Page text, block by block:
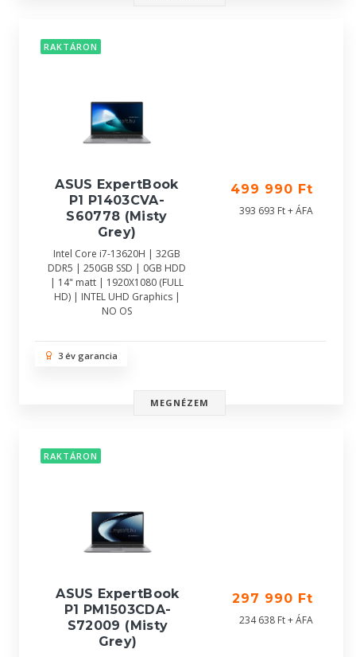
RAKTÁRON
ASUS ExpertBook
P1 P1403CVA-
S60778 (Misty
Grey)
Intel Core i7-13620H | 32GB
DDR5 | 250GB SSD | 0GB HDD
| 14" matt | 1920X1080 (FULL
HD) | INTEL UHD Graphics |
NO OS
499 990 Ft
393 693 Ft + ÁFA
3 év garancia
MEGNÉZEM
RAKTÁRON
ASUS ExpertBook
P1 PM1503CDA-
S72009 (Misty
Grey)
297 990 Ft
234 638 Ft + ÁFA